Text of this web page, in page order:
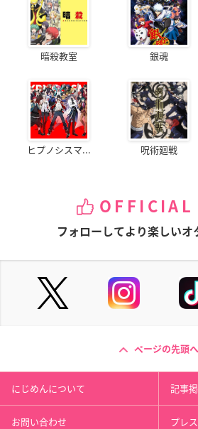
暗殺教室 銀魂
ヒプノシスマ... 呪術廻戦
OFFICIAL
フォローしてより楽しいオ
ページの先頭へ
にじめんについて 記事
お問い合わせ プレ